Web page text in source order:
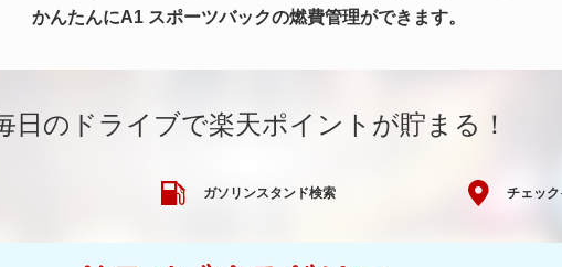
かんたんにA1 スポーツバックの燃費管理ができます。
日のドライブで楽天ポイントが貯まる！
ガソリンスタンド検索 チェッ